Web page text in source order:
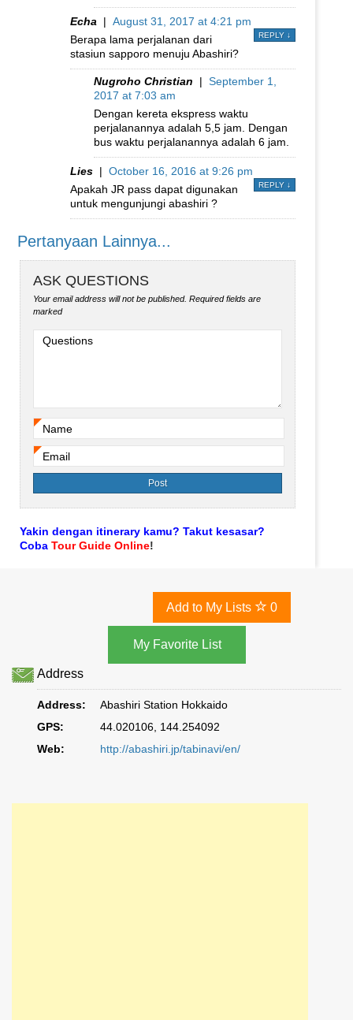
Echa | August 31, 2017 at 4:21 pm
REPLY ↓
Berapa lama perjalanan dari
stasiun sapporo menuju Abashiri?
Nugroho Christian | September 1,
2017 at 7:03 am
Dengan kereta ekspress waktu
perjalanannya adalah 5,5 jam. Dengan
bus waktu perjalanannya adalah 6 jam.
Lies | October 16, 2016 at 9:26 pm
REPLY ↓
Apakah JR pass dapat digunakan
untuk mengunjungi abashiri ?
Pertanyaan Lainnya...
ASK QUESTIONS
Your email address will not be published. Required fields are
marked
Questions
Name
Email
Yakin dengan itinerary kamu? Takut kesasar?
Coba Tour Guide Online!
Add to My Lists 0
Address
Address:
Abashiri Station Hokkaido
GPS:
44.020106, 144.254092
Web:
http://abashiri.jp/tabinavi/en/